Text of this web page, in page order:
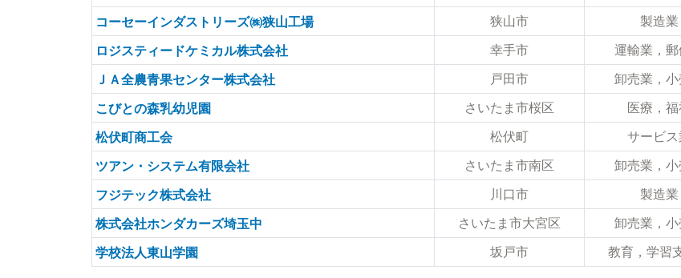
コーセーインダストリーズ㈱狭山工場
狭山市 製造業
ロジスティードケミカル株式会社
幸手市 運輸業，
ＪＡ全農青果センター株式会社
戸田市 卸売業，
こびとの森乳幼児園
さいたま市桜区 医療，福
松伏町商工会
松伏町 サービス
ツアン・システム有限会社
さいたま市南区 卸売業，
フジテック株式会社
川口市 製造業
株式会社ホンダカーズ埼玉中
さいたま市大宮区 卸売業，
学校法人東山学園
坂戸市 教育，学習